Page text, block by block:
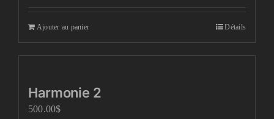
Ajouter au panier Détails
Harmonie 2
500.00$